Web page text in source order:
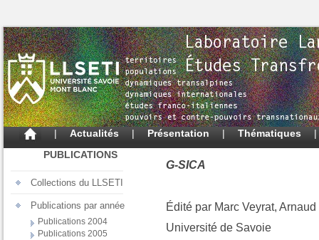
| Actualités | Présentation | Thématiques
PUBLICATIONS
Collections du LLSETI
Publications par année
Publications 2004
Publications 2005
G-SICA
Édité par Marc Veyrat,
Université de Savoie